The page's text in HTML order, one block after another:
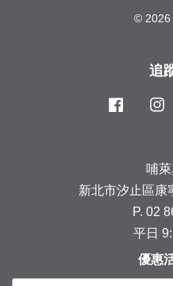
© 2026
追
Facebook
哺
新北市汐止區康
P. 02
平日
優惠